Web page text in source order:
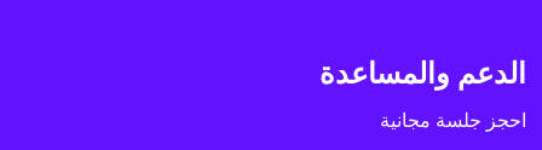
الدعم والمساعدة
احجز جلسة مجانية